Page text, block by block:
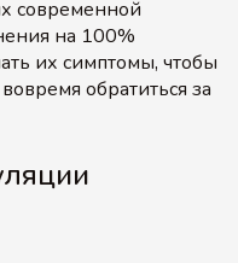
современной
на 100%
их симптомы, чтобы
обратиться за